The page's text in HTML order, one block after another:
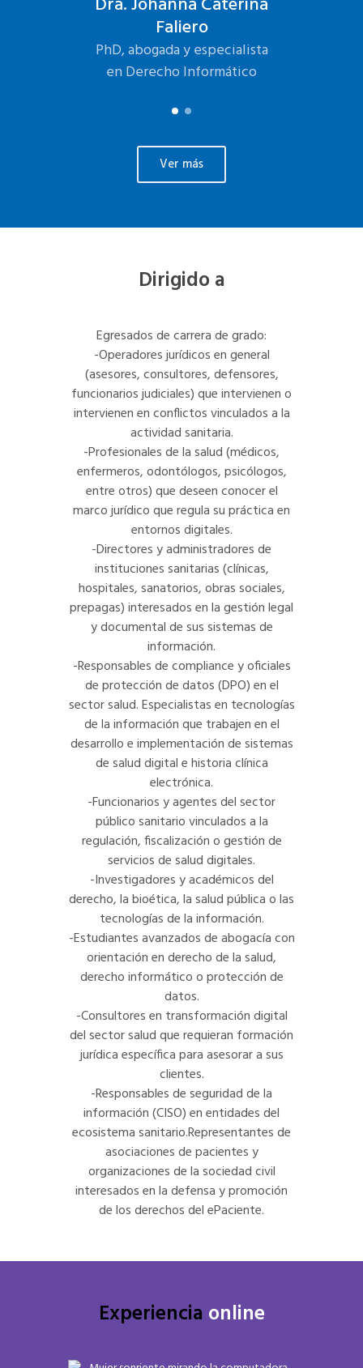
Faliero
PhD, abogada y especialista
en Derecho Informático
Ver más
Dirigido a
Egresados de carrera de grado:
-Operadores jurídicos en general
(asesores, consultores, defensores,
funcionarios judiciales) que intervienen o
intervienen en conflictos vinculados a la
actividad sanitaria.
-Profesionales de la salud (médicos,
enfermeros, odontólogos, psicólogos,
entre otros) que deseen conocer el
marco jurídico que regula su práctica en
entornos digitales.
-Directores y administradores de
instituciones sanitarias (clínicas,
hospitales, sanatorios, obras sociales,
prepagas) interesados en la gestión legal
y documental de sus sistemas de
información.
-Responsables de compliance y oficiales
de protección de datos (DPO) en el
sector salud. Especialistas en tecnologías
de la información que trabajen en el
desarrollo e implementación de sistemas
de salud digital e historia clínica
electrónica.
-Funcionarios y agentes del sector
público sanitario vinculados a la
regulación, fiscalización o gestión de
servicios de salud digitales.
-Investigadores y académicos del
derecho, la bioética, la salud pública o las
tecnologías de la información.
-Estudiantes avanzados de abogacía con
orientación en derecho de la salud,
derecho informático o protección de
datos.
-Consultores en transformación digital
del sector salud que requieran formación
jurídica específica para asesorar a sus
clientes.
-Responsables de seguridad de la
información (CISO) en entidades del
ecosistema sanitario.Representantes de
asociaciones de pacientes y
organizaciones de la sociedad civil
interesados en la defensa y promoción
de los derechos del ePaciente.
Experiencia online